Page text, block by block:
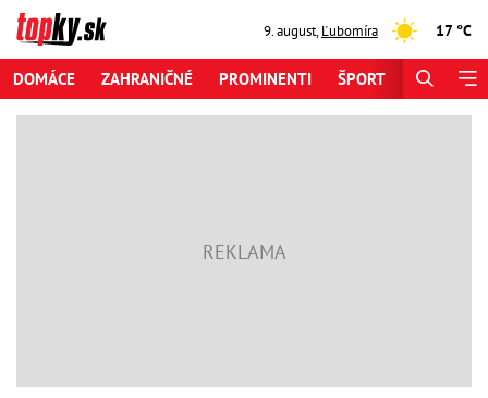
9. august,Ľubomíra 17 °C
DOMÁCE ZAHRANIČNÉ PROMINENTI ŠPORT